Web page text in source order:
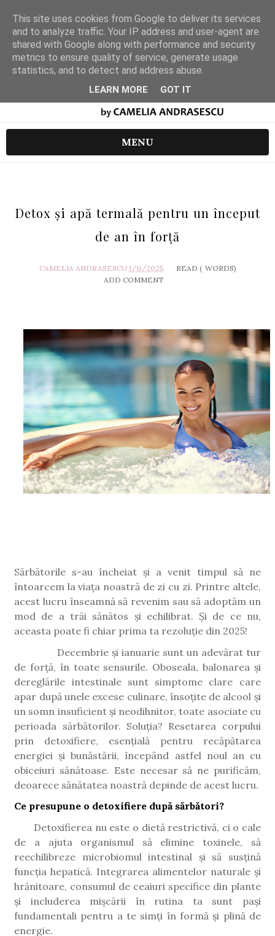
MENU
Detox și apă termală pentru un început
de an în forță
CAMELIA ANDRASESCU 1/11/2025 READ ( WORDS)
ADD COMMENT
Sărbătorile s-au încheiat și a venit timpul să ne
întoarcem la viața noastră de zi cu zi. Printre altele,
acest lucru înseamnă să revenim sau să adoptăm un
mod de a trăi sănătos și echilibrat. Și de ce nu,
aceasta poate fi chiar prima ta rezoluție din 2025!
Decembrie și ianuarie sunt un adevărat tur
de forță, în toate sensurile. Oboseala, balonarea și
dereglările intestinale sunt simptome clare care
apar după unele excese culinare, însoțite de alcool și
un somn insuficient și neodihnitor, toate asociate cu
perioada sărbătorilor. Soluția? Resetarea corpului
prin detoxifiere, esențială pentru recăpătarea
energiei și bunăstării, începând astfel noul an cu
obiceiuri sănătoase. Este necesar să ne purificăm,
deoarece sănătatea noastră depinde de acest lucru.
Ce presupune o detoxifiere după sărbători?
Detoxifierea nu este o dietă restrictivă, ci o cale
de a ajuta organismul să elimine toxinele, să
reechilibreze microbiomul intestinal și să susțină
funcția hepatică. Integrarea alimentelor naturale și
hrănitoare, consumul de ceaiuri specifice din plante
și includerea mișcării în rutina ta sunt pași
fundamentali pentru a te simți în formă și plină de
energie.
This site uses cookies from Google to deliver its services
and to analyze traffic. Your IP address and user-agent are
shared with Google along with performance and security
metrics to ensure quality of service, generate usage
statistics, and to detect and address abuse.
LEARN MORE GOT IT